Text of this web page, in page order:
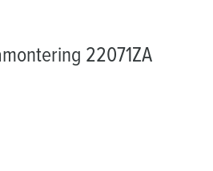
22071ZA